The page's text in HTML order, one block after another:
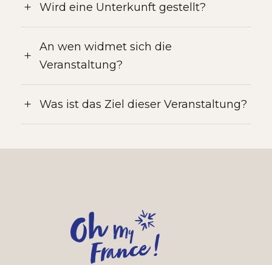
Wird eine Unterkunft gestellt?
An wen widmet sich die
Veranstaltung?
Was ist das Ziel dieser Veranstaltung?